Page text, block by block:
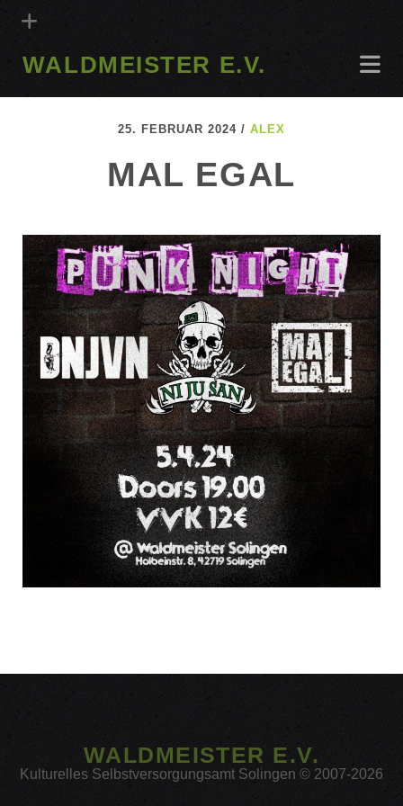
WALDMEISTER E.V.
25. FEBRUAR 2024 /ALEX
MAL EGAL
WALDMEISTER E.V.
Kulturelles Selbstversorgungsamt Solingen © 2007-2026